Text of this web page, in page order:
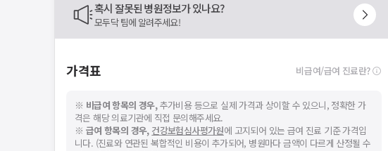
혹시 잘못된 병원정보가 있나요?
모두닥 팀에 알려주세요!
가격표 비급여/급여 진료란?
※ 비급여 항목의 경우,추가비용 등으로 실제 가격과 상이할 수 있으니, 정확한 가
격은 해당 의료기관에 직접 문의해주세요.
※ 급여 항목의 경우, 건강보험심사평가원에 고지되어 있는 급여 진료 기준 가격입
니다. (진료와 연관된 복합적인 비용이 추가되어, 병원마다 금액이 다르게 산정될 수